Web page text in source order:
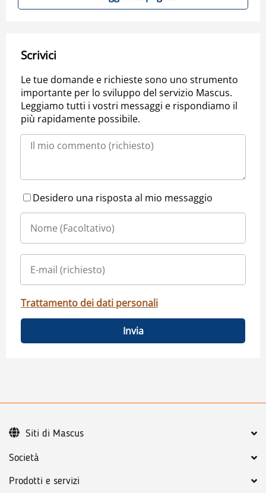
Scrivici
Le tue domande e richieste sono uno strumento
importante per lo sviluppo del servizio Mascus.
Leggiamo tutti i vostri messaggi e rispondiamo il
più rapidamente possibile.
Desidero una risposta al mio messaggio
Trattamento dei dati personali
Invia
Società
Prodotti e servizi
Siti di Mascus